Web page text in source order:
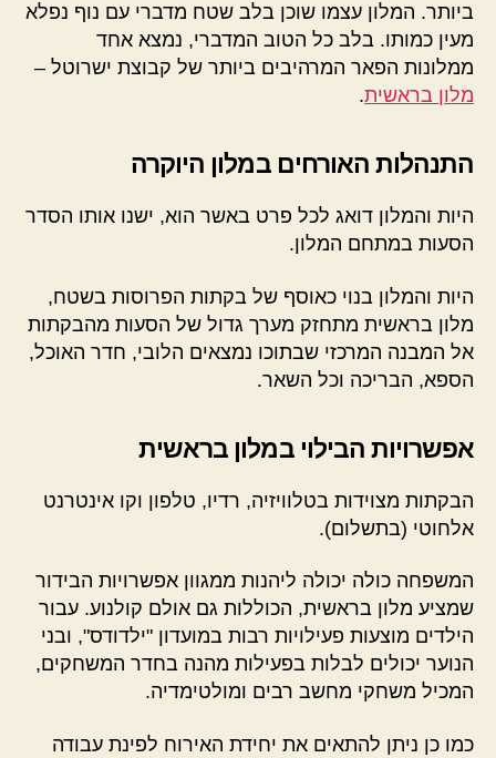
ביותר. המלון עצמו שוכן בלב שטח מדברי עם נוף נפלא
מעין כמותו. בלב כל הטוב המדברי, נמצא אחד
ממלונות הפאר המרהיבים ביותר של קבוצת ישרוטל –
מלון בראשית.
התנהלות האורחים במלון היוקרה
היות והמלון דואג לכל פרט באשר הוא, ישנו אותו הסדר
הסעות במתחם המלון.
היות והמלון בנוי כאוסף של בקתות הפרוסות בשטח,
מלון בראשית מתחזק מערך גדול של הסעות מהבקתות
אל המבנה המרכזי שבתוכו נמצאים הלובי, חדר האוכל,
הספא, הבריכה וכל השאר.
אפשרויות הבילוי במלון בראשית
הבקתות מצוידות בטלוויזיה, רדיו, טלפון וקו אינטרנט
אלחוטי (בתשלום).
המשפחה כולה יכולה ליהנות ממגוון אפשרויות הבידור
שמציע מלון בראשית, הכוללות גם אולם קולנוע. עבור
הילדים מוצעות פעילויות רבות במועדון "ילדודס", ובני
הנוער יכולים לבלות בפעילות מהנה בחדר המשחקים,
המכיל משחקי מחשב רבים ומולטימדיה.
כמו כן ניתן להתאים את יחידת האירוח לפינת עבודה